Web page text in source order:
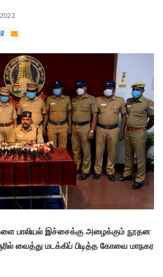
பாலியல் இச்சைக்கு அழைக்கும் நூதன
வைத்து மடக்கிப் பிடித்த கோவை மாநகர